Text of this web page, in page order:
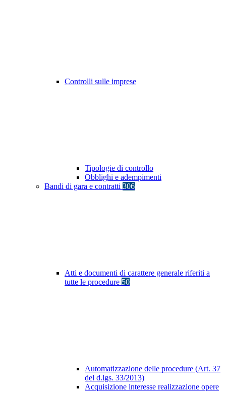
Controlli sulle imprese
Tipologie di controllo
Obblighi e adempimenti
Bandi di gara e contratti 306
Atti e documenti di carattere generale riferiti a
tutte le procedure 50
Automatizzazione delle procedure (Art. 37
del d.lgs. 33/2013)
Acquisizione interesse realizzazione opere